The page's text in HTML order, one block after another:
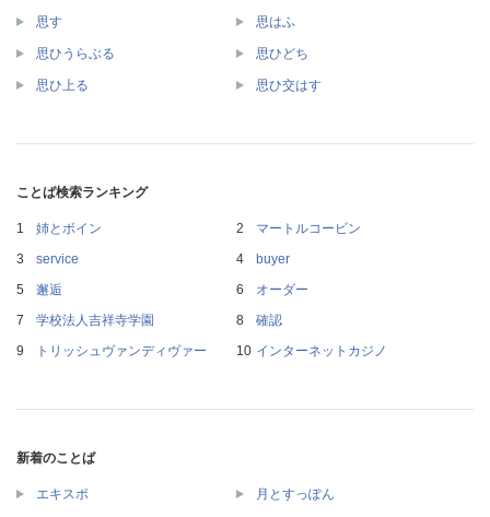
思す 思はふ
思ひうらぶる 思ひどち
思ひ上る 思ひ交はす
ことば検索ランキング
姉とボイン
マートルコービン
service
buyer
邂逅
オーダー
学校法人吉祥寺学園
確認
トリッシュヴァンディヴァー
インターネットカジノ
新着のことば
エキスポ 月とすっぽん